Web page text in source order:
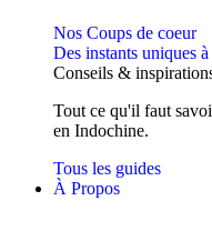
Nos Coups de coeur
Des instants uniques
Conseils &
Tout ce qu'il faut
en Indochine.
Tous les guides
À Propos